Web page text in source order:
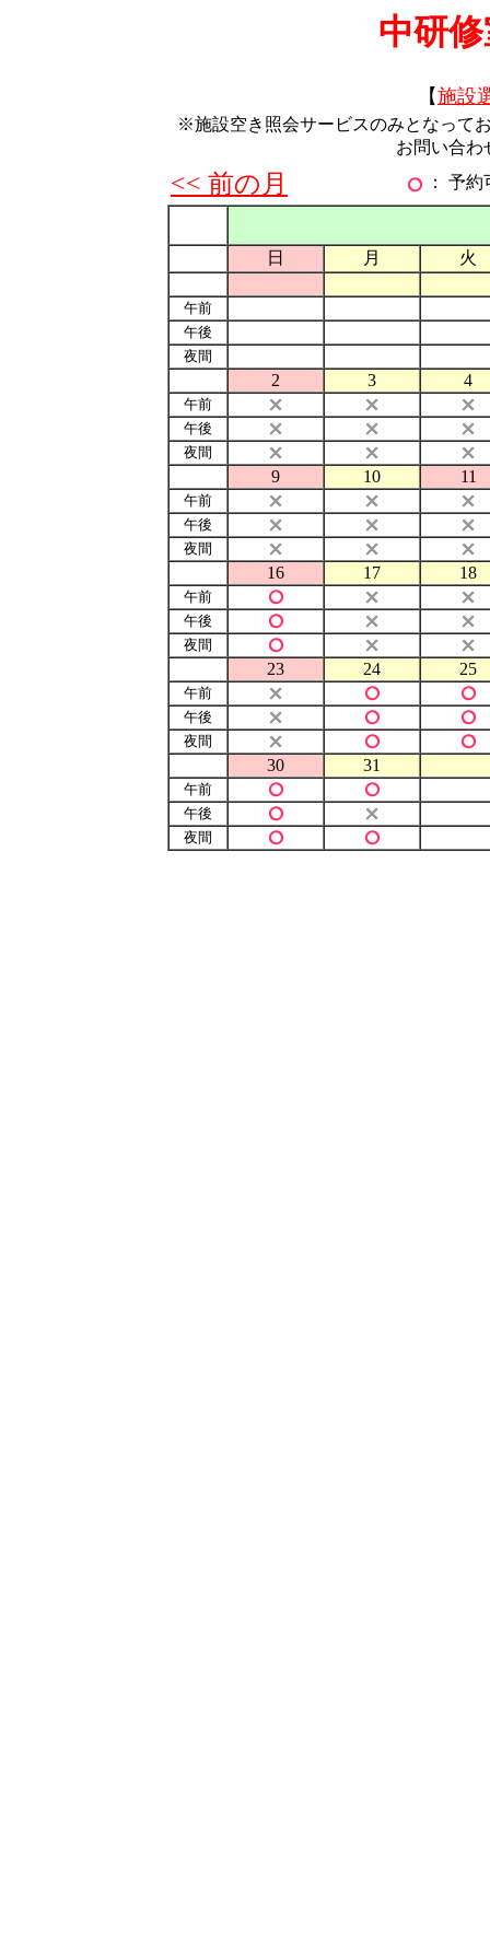
中研
【施設
※施設空き照会サービスのみとなって
お問い合わ
<< 前の月 ： 予
日 月 火
午前
午後
夜間
2 3 4
午前
午後
夜間
9 10 11
午前
午後
夜間
16 17 18
午前
午後
夜間
23 24 25
午前
午後
夜間
30 31
午前
午後
夜間